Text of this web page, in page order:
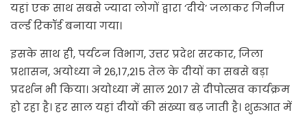
यहां एक साथ सबसे ज्यादा लोगों द्वारा ‘दीये’ जलाकर गिनीज
वर्ल्ड रिकॉर्ड बनाया गया।
इसके साथ ही, पर्यटन विभाग, उत्तर प्रदेश सरकार, जिला
प्रशासन, अयोध्या ने 26,17,215 तेल के दीयों का सबसे बड़ा
प्रदर्शन भी किया। अयोध्या में साल 2017 से दीपोत्सव कार्यक्रम
हो रहा है। हर साल यहां दीयों की संख्या बढ़ जाती है। शुरुआत में